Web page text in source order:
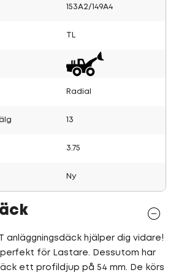
153A2/149A4
Radial
13
3.75
Ny
anläggningsdäck hjälper dig vidare!
för Lastare. Dessutom har
ett profildjup på 54 mm. De körs